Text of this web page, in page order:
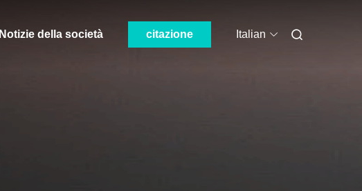
Notizie della società citazione Italian